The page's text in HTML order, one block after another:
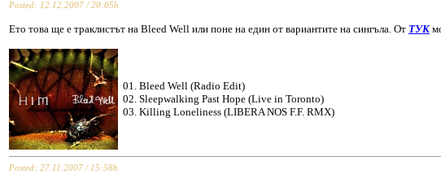
Posted: 12.12.2007 / 20:05h
Ето това ще е траклистът на Bleed Well или поне на един от вариантите на сингъла. От ТУК
01. Bleed Well (Radio Edit)
02. Sleepwalking Past Hope (Live in Toronto)
03. Killing Loneliness (LIBERA NOS F.F. RMX)
Posted: 27.11.2007 / 15:58h